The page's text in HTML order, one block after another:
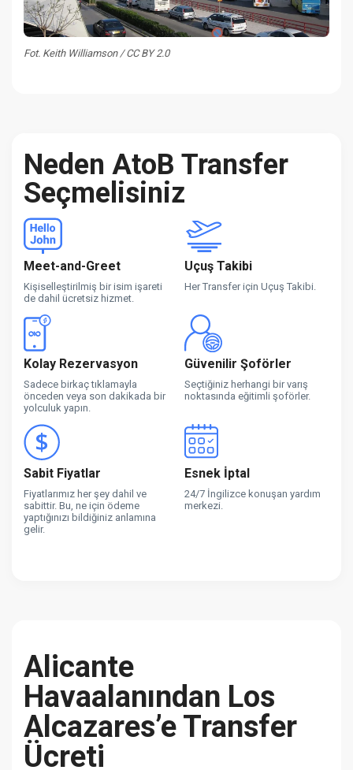
Fot. Keith Williamson / CC BY 2.0
Neden AtoB Transfer
Seçmelisiniz
Meet-and-Greet
Kişiselleştirilmiş bir isim işareti
de dahil ücretsiz hizmet.
Uçuş Takibi
Her Transfer için Uçuş Takibi.
Kolay Rezervasyon
Sadece birkaç tıklamayla
önceden veya son dakikada bir
yolculuk yapın.
Güvenilir Şoförler
Seçtiğiniz herhangi bir varış
noktasında eğitimli şoförler.
Sabit Fiyatlar
Fiyatlarımız her şey dahil ve
sabittir. Bu, ne için ödeme
yaptığınızı bildiğiniz anlamına
gelir.
Esnek İptal
24/7 İngilizce konuşan yardım
merkezi.
Alicante
Havaalanından Los
Alcazares’e Transfer
Ücreti